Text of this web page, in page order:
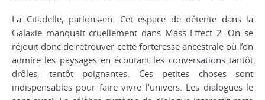
La Citadelle, parlons-en. Cet espace de détente dans la
Galaxie manquait cruellement dans Mass Effect 2 . On se
réjouit donc de retrouver cette forteresse ancestrale où l’on
admire les paysages en écoutant les conversations tantôt
drôles, tantôt poignantes. Ces petites choses sont
indispensables pour faire vivre l’univers. Les dialogues le